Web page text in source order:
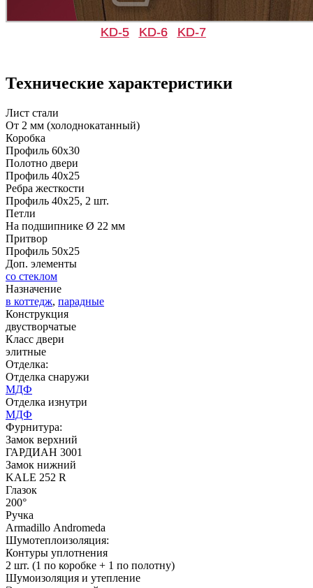
Д-35 С
Д-36 46 30
C49 C50
C51
C53
C55
KD-5 KD-6 KD-7
Технические характеристики
Лист стали
От 2 мм (холоднокатанный)
Коробка
Профиль 60х30
Полотно двери
Профиль 40х25
Ребра жесткости
Профиль 40х25, 2 шт.
Петли
На подшипнике Ø 22 мм
Притвор
Профиль 50х25
Доп. элементы
со стеклом
Назначение
в коттедж, парадные
Конструкция
двустворчатые
Класс двери
элитные
Отделка:
Отделка снаружи
МДФ
Отделка изнутри
МДФ
Фурнитура:
Замок верхний
ГАРДИАН 3001
Замок нижний
KALE 252 R
Глазок
200°
Ручка
Armadillo Аndromeda
Шумотеплоизоляция:
Контуры уплотнения
2 шт. (1 по коробке + 1 по полотну)
Шумоизоляция и утепление